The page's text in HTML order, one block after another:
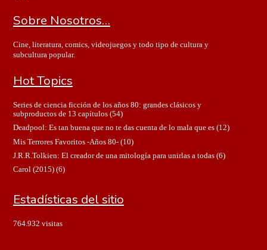
Sobre Nosotros…
Cine, literatura, comics, videojuegos y todo tipo de cultura y
subcultura popular.
Hot Topics
Series de ciencia ficción de los años 80: grandes clásicos y
subproductos de 13 capítulos(54)
Deadpool: Es tan buena que no te das cuenta de lo mala que es(12)
Mis Terrores Favoritos -Años 80-(10)
J.R.R.Tolkien: El creador de una mitología para unirlas a todas(6)
Carol (2015)(6)
Estadísticas del sitio
764.932 visitas